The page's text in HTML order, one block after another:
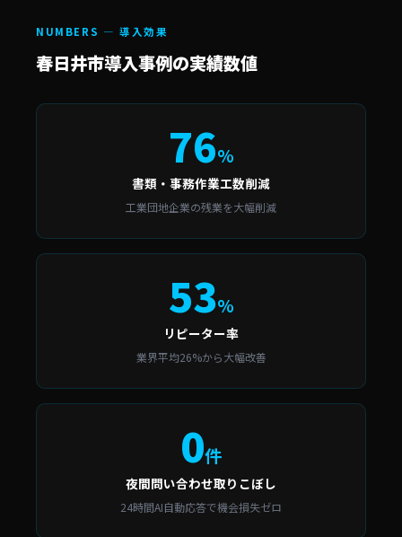
NUMBERS — 導入効果
春日井市導入事例の実績数値
76%
書類・事務作業工数削減
工業団地企業の残業を大幅削減
53%
リピーター率
業界平均26%から大幅改善
0件
夜間問い合わせ取りこぼし
24時間AI自動応答で機会損失ゼロ